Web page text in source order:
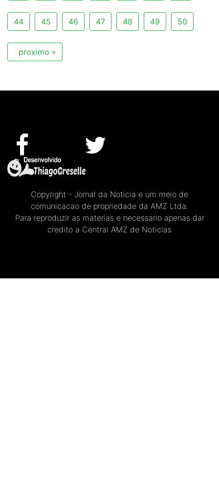
44 45 46 47 48 49 50
proximo »
Copyright - Jornal da Noticia e um meio de
comunicacao de propriedade da AMZ Ltda.
Para reproduzir as materias e necessario apenas dar
credito a Central AMZ de Noticias